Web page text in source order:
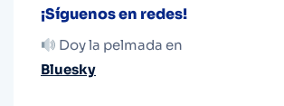
¡Síguenos en redes!
Doy la pelmada en
Bluesky